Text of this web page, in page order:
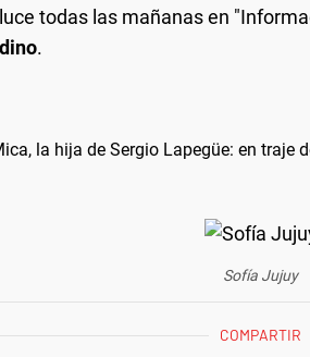
todas las mañanas en
.
la hija de Sergio Lapegüe: en traje
Sofía Jujuy
COMPARTIR